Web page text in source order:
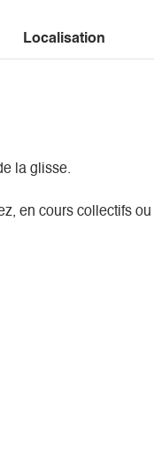
Localisation
la glisse.
en cours collectifs